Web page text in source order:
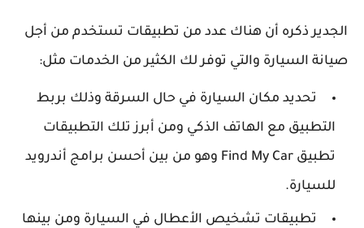
الجدير ذكره أن هناك عدد من تطبيقات تستخدم من أجل
صيانة السيارة والتي توفر لك الكثير من الخدمات مثل:
تحديد مكان السيارة في حال السرقة وذلك بربط
التطبيق مع الهاتف الذكي ومن أبرز تلك التطبيقات
تطبيق Find My Car وهو من بين أحسن برامج أندرويد
للسيارة.
تطبيقات تشخيص الأعطال في السيارة ومن بينها